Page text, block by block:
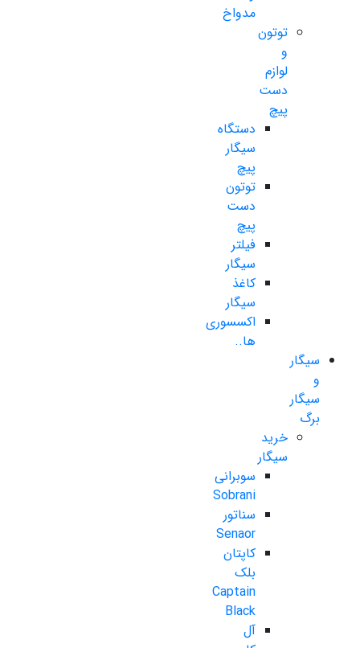
مدواخ
توتون
و
لوازم
دست
پیچ
دستگاه
سیگار
پیچ
توتون
دست
پیچ
فیلتر
سیگار
کاغذ
سیگار
اکسسوری
ها..
سیگار
و
سیگار
برگ
خرید
سیگار
سوبرانی
Sobrani
سناتور
Senaor
کاپتان
بلک
Captain
Black
آل